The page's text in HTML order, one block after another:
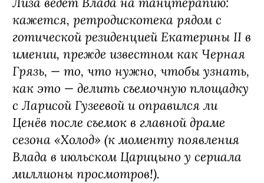
кажется, ретродискотека рядом с
готической резиденцией Екатерины II в
имении, прежде известном как Черная
Грязь, — то, что нужно, чтобы узнать,
как это — делить съемочную площадку
с Ларисой Гузеевой и оправился ли
Ценёв после съемок в главной драме
сезона «Холод» (к моменту появления
Влада в июльском Царицыно у сериала
миллионы просмотров!).